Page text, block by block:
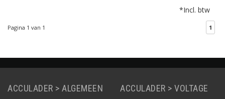
heeft een accu met een capaciteit van
maximaal 32A.
heeft een accu met een capaciteit van
maximaal 32A.
DeLotus Eletreheeft een type 2 aansluiting aan
*Incl. btw
Pagina 1 van 1 1
ACCULADER > ALGEMEEN ACCULADER > VOLTAGE